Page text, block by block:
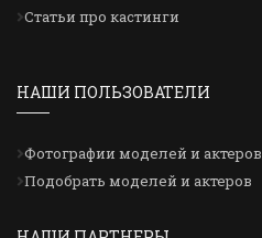
Статьи про кастинги
НАШИ ПОЛЬЗОВАТЕЛИ
Фотографии моделей и актеров
Подобрать моделей и актеров